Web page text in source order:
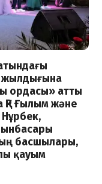
жылдығына
ордасы» атты
ҚР Ғылым және
Нұрбек,
басшылары,
қауым